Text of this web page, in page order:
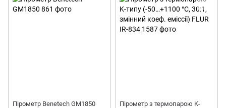
Пірометр Benetech GM1850
Пірометр з термопарою K-